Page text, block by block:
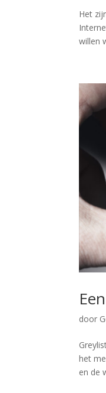
Het
willen
door
het
en de